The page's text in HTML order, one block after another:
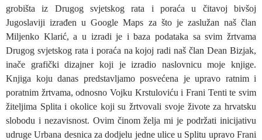
grobišta iz Drugog svjetskog rata i poraća u čitavoj bivšoj
Jugoslaviji izrađen u Google Maps za što je zaslužan naš član
Miljenko Klarić, a u izradi je i baza podataka sa svim žrtvama
Drugog svjetskog rata i poraća na kojoj radi naš član Dean Bizjak,
inače grafički dizajner koji je izradio naslovnicu moje knjige.
Knjiga koju danas predstavljamo posvećena je upravo ratnim i
poratnim žrtvama, odnosno Vojku Krstuloviću i Frani Tenti te svim
žiteljima Splita i okolice koji su žrtvovali svoje živote za hrvatsku
slobodu i nezavisnost. Ovim činom želja mi je podržati inicijativu
udruge Urbana desnica za dodjelu jedne ulice u Splitu upravo Frani